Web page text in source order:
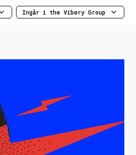
Ingår i the Vibery Group